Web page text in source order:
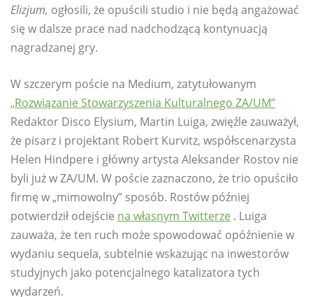
Elizjum, ogłosili, że opuścili studio i nie będą angażować
się w dalsze prace nad nadchodzącą kontynuacją
nagradzanej gry.
W szczerym poście na Medium, zatytułowanym
„Rozwiązanie Stowarzyszenia Kulturalnego ZA/UM”
Redaktor Disco Elysium, Martin Luiga, zwięźle zauważył,
że pisarz i projektant Robert Kurvitz, współscenarzysta
Helen Hindpere i główny artysta Aleksander Rostov nie
byli już w ZA/UM. W poście zaznaczono, że trio opuściło
firmę w „mimowolny” sposób. Rostów później
potwierdził odejście na własnym Twitterze . Luiga
zauważa, że ​​ten ruch może spowodować opóźnienie w
wydaniu sequela, subtelnie wskazując na inwestorów
studyjnych jako potencjalnego katalizatora tych
wydarzeń.